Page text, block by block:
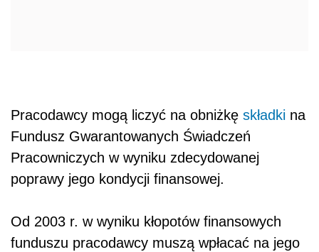
Pracodawcy mogą liczyć na obniżkę składki na
Fundusz Gwarantowanych Świadczeń
Pracowniczych w wyniku zdecydowanej
poprawy jego kondycji finansowej.
Od 2003 r. w wyniku kłopotów finansowych
funduszu pracodawcy muszą wpłacać na jego